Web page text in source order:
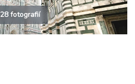
28 fotografií